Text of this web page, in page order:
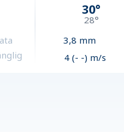
30°
28°
3,8 mm
4 (- -) m/s